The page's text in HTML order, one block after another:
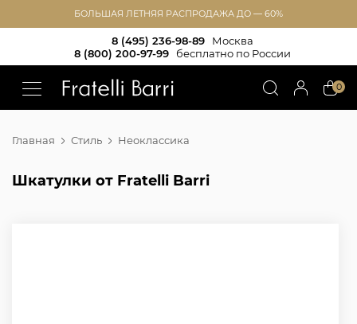
БОЛЬШАЯ ЛЕТНЯЯ РАСПРОДАЖА ДО — 60%
8 (495) 236-98-89
Москва
8 (800) 200-97-99
бесплатно по России
0
Главная Стиль Неоклассика
Шкатулки от Fratelli Barri